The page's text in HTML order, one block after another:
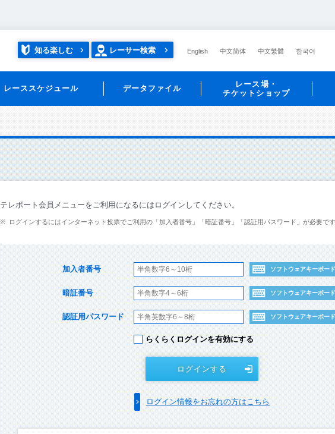
知る楽しむ レーサー検索 English 中文简体 中文繁體 한국어
レーススケジュール データファイル
レース場・
チケットショップ
テレボート会員メニューをご利用になるにはログインしてください。
ログインするにはインターネット投票でご利用の「加入者番号」「暗証番号」「認証用パスワード」が必要です
加入者番号 ソフトウェアキーボード
暗証番号 ソフトウェアキーボード
認証用パスワード ソフトウェアキーボード
らくらくログインを有効にする
ログインする
ログイン情報をお忘れの方はこちら